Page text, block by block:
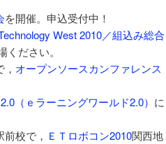
を開催。申込受付中！
West 2010／組込み総合
ださい。
オープンソースカンファレンス
（ｅラーニングワールド2.0） に
校で， ＥＴロボコン2010関西地